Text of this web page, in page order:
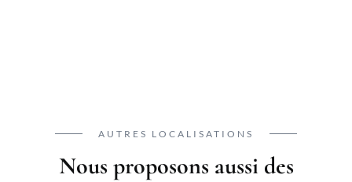
AUTRES LOCALISATIONS
Nous proposons aussi des